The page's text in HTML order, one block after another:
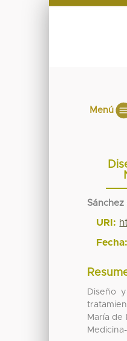
Menú
Sánchez
URI:
Fecha:
Diseño
María de